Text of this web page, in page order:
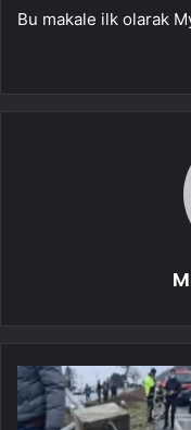
Bu makale ilk olarak